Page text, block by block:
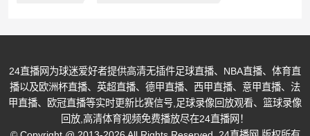
24直播网为球迷爱好者提供高清无插件足球直播、NBA直播、体育直
播以及欧洲杯直播、英超直播、德甲直播、西甲直播、意甲直播、法
甲直播、欧冠直播等实时更新比赛信号,足球录像回放观看、篮球录像
回放,高清体育视频免费播放尽在24直播网！